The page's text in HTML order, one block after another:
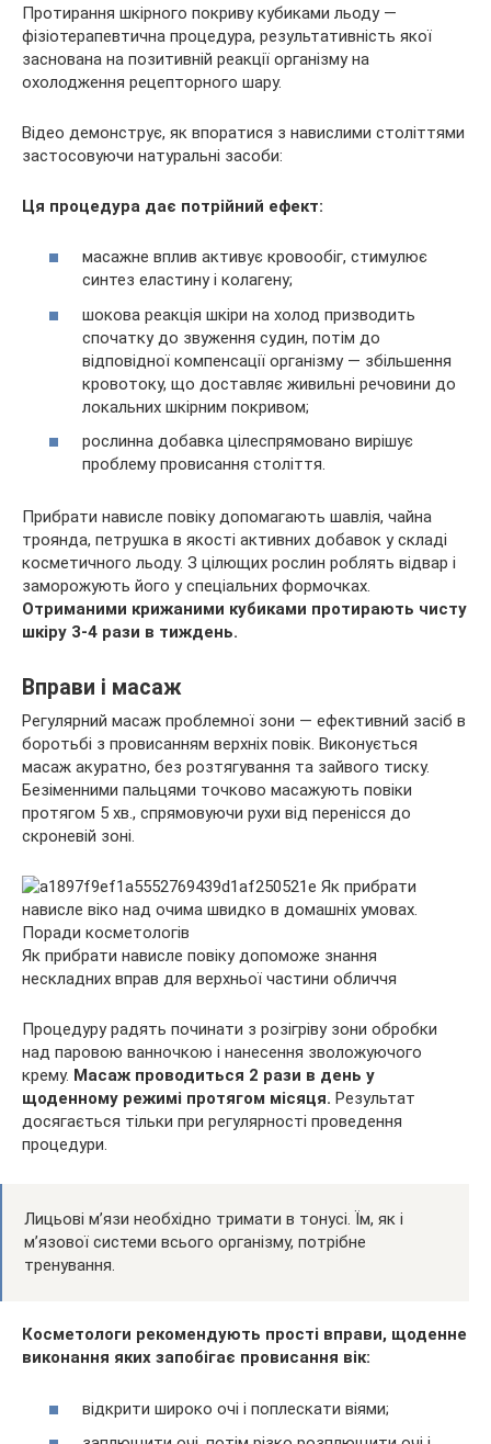
Протирання шкірного покриву кубиками льоду —
фізіотерапевтична процедура, результативність якої
заснована на позитивній реакції організму на
охолодження рецепторного шару.
Відео демонструє, як впоратися з навислими століттями
застосовуючи натуральні засоби:
Ця процедура дає потрійний ефект:
масажне вплив активує кровообіг, стимулює
синтез еластину і колагену;
шокова реакція шкіри на холод призводить
спочатку до звуження судин, потім до
відповідної компенсації організму — збільшення
кровотоку, що доставляє живильні речовини до
локальних шкірним покривом;
рослинна добавка цілеспрямовано вирішує
проблему провисання століття.
Прибрати нависле повіку допомагають шавлія, чайна
троянда, петрушка в якості активних добавок у складі
косметичного льоду. З цілющих рослин роблять відвар і
заморожують його у спеціальних формочках.
Отриманими крижаними кубиками протирають чисту
шкіру 3-4 рази в тиждень.
Вправи і масаж
Регулярний масаж проблемної зони — ефективний засіб в
боротьбі з провисанням верхніх повік. Виконується
масаж акуратно, без розтягування та зайвого тиску.
Безіменними пальцями точково масажують повіки
протягом 5 хв., спрямовуючи рухи від перенісся до
скроневій зоні.
Як прибрати нависле повіку допоможе знання
нескладних вправ для верхньої частини обличчя
Процедуру радять починати з розігріву зони обробки
над паровою ванночкою і нанесення зволожуючого
крему. Масаж проводиться 2 рази в день у
щоденному режимі протягом місяця. Результат
досягається тільки при регулярності проведення
процедури.
Лицьові м’язи необхідно тримати в тонусі. Їм, як і
м’язової системи всього організму, потрібне
тренування.
Косметологи рекомендують прості вправи, щоденне
виконання яких запобігає провисання вік:
відкрити широко очі і поплескати віями;